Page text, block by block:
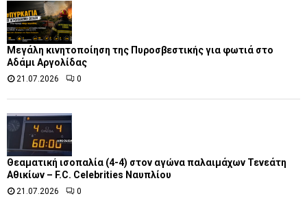
Μεγάλη κινητοποίηση της Πυροσβεστικής για φωτιά στο
Αδάμι Αργολίδας
21.07.2026 0
Θεαματική ισοπαλία (4-4) στον αγώνα παλαιμάχων Τενεάτη
Αθικίων – F.C. Celebrities Ναυπλίου
21.07.2026 0